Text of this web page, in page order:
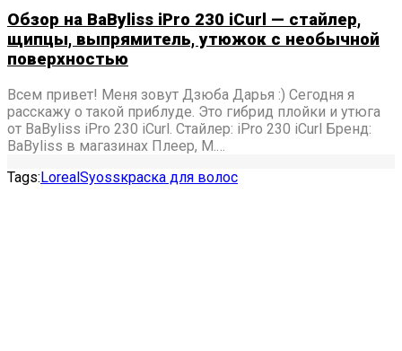
Обзор на BaByliss iPro 230 iCurl — стайлер,
щипцы, выпрямитель, утюжок с необычной
поверхностью
Всем привет! Меня зовут Дзюба Дарья :) Сегодня я
расскажу о такой приблуде. Это гибрид плойки и утюга
от BaByliss iPro 230 iCurl. Стайлер: iPro 230 iCurl Бренд:
BaByliss в магазинах Плеер, М.…
Tags:LorealSyossкраска для волос